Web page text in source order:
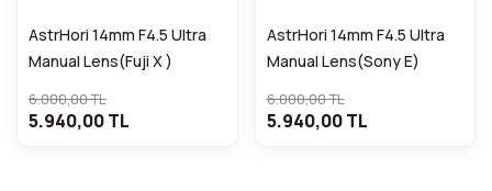
AstrHori 14mm F4.5 Ultra
Manual Lens(Fuji X )
6.000,00 TL
5.940,00 TL
AstrHori 14mm F4.5 Ultra
Manual Lens(Sony E)
6.000,00 TL
5.940,00 TL